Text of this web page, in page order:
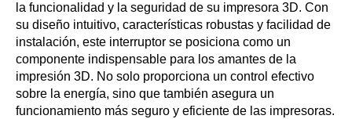
la funcionalidad y la seguridad de su impresora 3D. Con
su diseño intuitivo, características robustas y facilidad de
instalación, este interruptor se posiciona como un
componente indispensable para los amantes de la
impresión 3D. No solo proporciona un control efectivo
sobre la energía, sino que también asegura un
funcionamiento más seguro y eficiente de las impresoras.